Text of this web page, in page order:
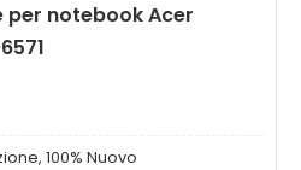
notebook Acer
100% Nuovo